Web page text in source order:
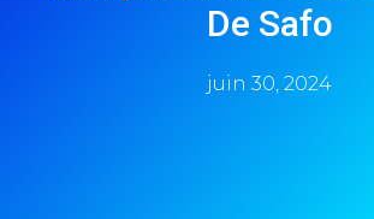
De Safo
juin 30, 2024